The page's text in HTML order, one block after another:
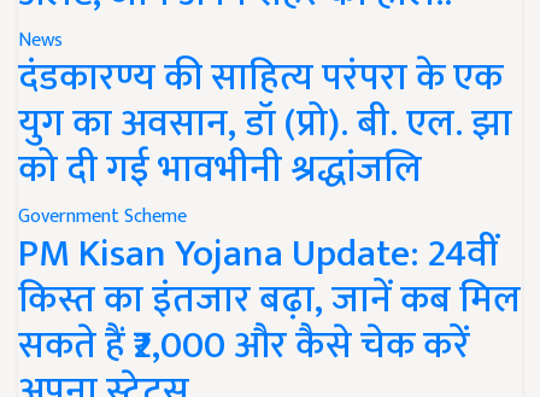
News
दंडकारण्य की साहित्य परंपरा के एक
युग का अवसान, डॉ (प्रो). बी. एल. झा
को दी गई भावभीनी श्रद्धांजलि
Government Scheme
PM Kisan Yojana Update: 24वीं
किस्त का इंतजार बढ़ा, जानें कब मिल
सकते हैं ₹2,000 और कैसे चेक करें